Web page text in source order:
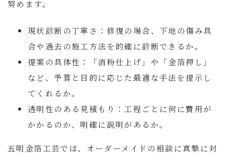
努めます。
現状診断の丁寧さ： 修復の場合、下地の傷み具
合や過去の施工方法を的確に診断できるか。
提案の具体性：
「消粉仕上げ」や「金箔押し」
など、予算と目的に応じた最適な手法を提示し
てくれるか。
透明性のある見積もり： 工程ごとに何に費用が
かかるのか、明確に説明があるか。
五明金箔工芸では、オーダーメイドの相談に真摯に対